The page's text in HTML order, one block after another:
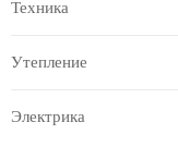
Техника
Утепление
Электрика